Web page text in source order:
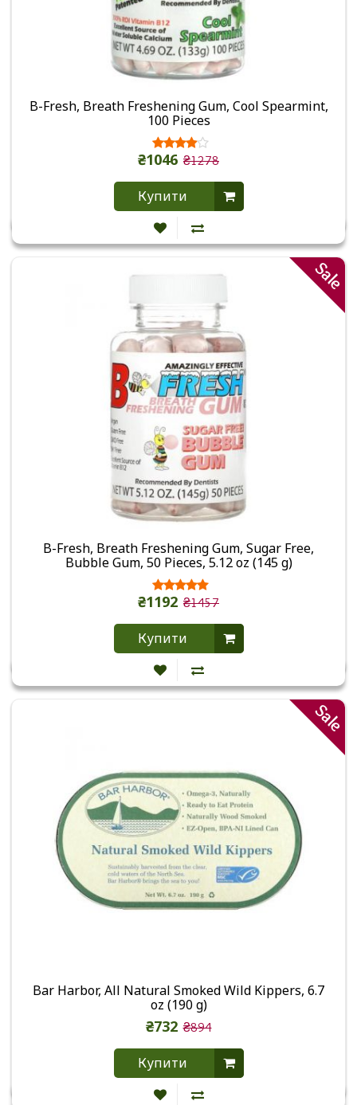
B-Fresh, Breath Freshening Gum, Cool Spearmint,
100 Pieces
₴1046 ₴1278
Купити
Sale
B-Fresh, Breath Freshening Gum, Sugar Free,
Bubble Gum, 50 Pieces, 5.12 oz (145 g)
₴1192 ₴1457
Купити
Sale
Bar Harbor, All Natural Smoked Wild Kippers, 6.7
oz (190 g)
₴732 ₴894
Купити